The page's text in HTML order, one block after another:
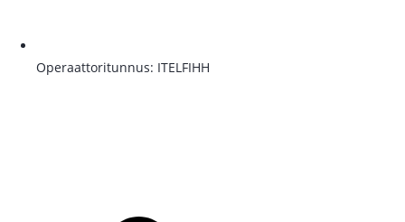
Operaattoritunnus: ITELFIHH